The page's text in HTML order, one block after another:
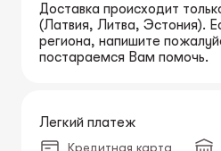
Доставка происходит
(Латвия, Литва, Эстония).
региона, напишите
постараемся Вам помочь.
Легкий платеж
Кредитная карта